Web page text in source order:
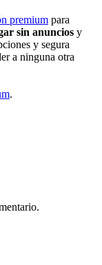
premium para
sin anuncios y
y segura
a ninguna otra
.